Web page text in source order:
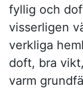
fyllig och
visserligen
verkliga
doft, bra
varm